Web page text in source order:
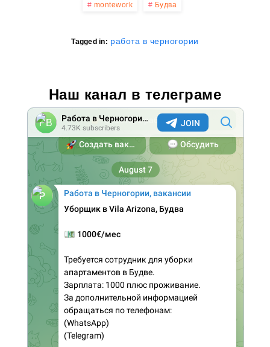
montework Будва
Tagged in: работа в черногории
Наш канал в телеграме